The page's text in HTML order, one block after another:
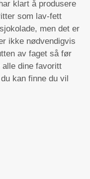
klart å produsere
som lav-fett
men det er
ikke nødvendigvis
av faget så før
dine favoritt
kan finne du vil